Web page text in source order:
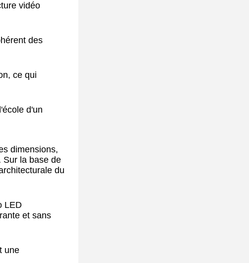
vidéo
des
ce qui
d'un
dimensions,
Sur la base de
du
LED
et sans
une